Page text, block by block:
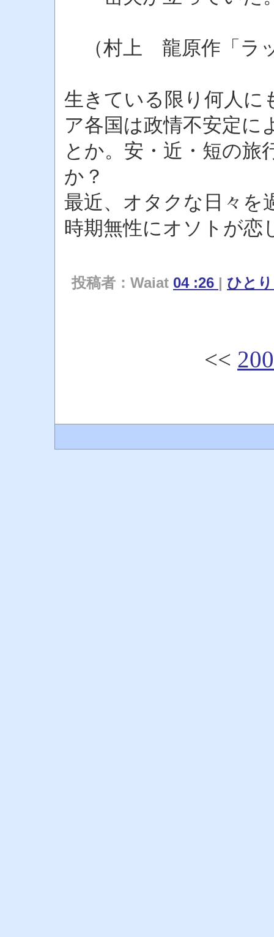
（村上 龍原作「ラ
生きている限り何人に
ア各国は政情不安定に
とか。安・近・短の旅
か？
最近、オタクな日々を
時期無性にオソトが恋
投稿者：Waiat 04 :26 | ひと
<<